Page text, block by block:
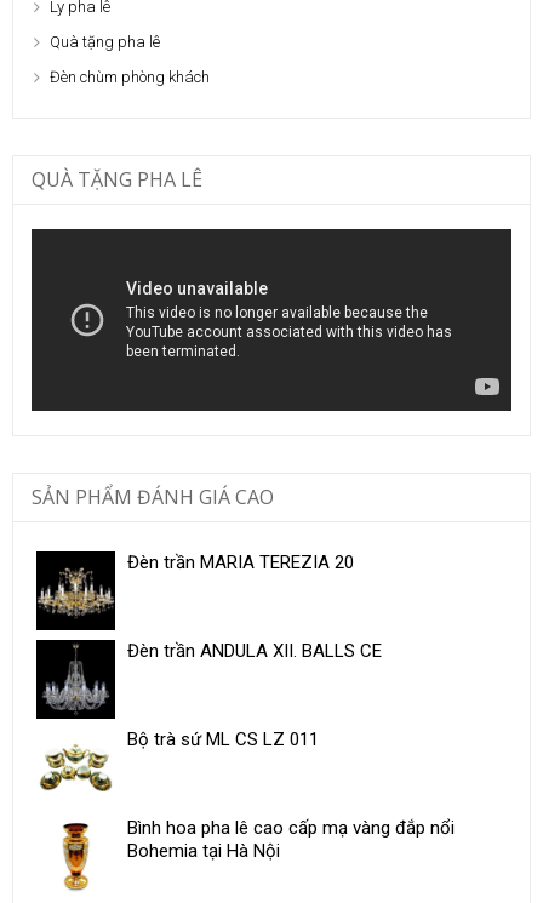
Ly pha lê
Quà tặng pha lê
Đèn chùm phòng khách
QUÀ TẶNG PHA LÊ
SẢN PHẨM ĐÁNH GIÁ CAO
Đèn trần MARIA TEREZIA 20
Đèn trần ANDULA XII. BALLS CE
Bộ trà sứ ML CS LZ 011
Bình hoa pha lê cao cấp mạ vàng đắp nổi
Bohemia tại Hà Nội